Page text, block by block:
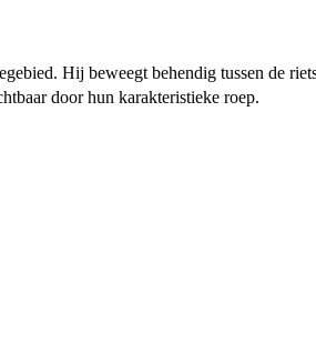
Hij beweegt behendig tussen de
door hun karakteristieke roep.